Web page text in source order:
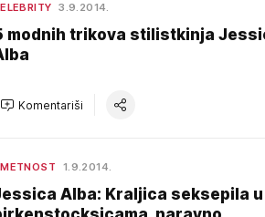
3.9.2014.
modnih trikova stilistkinja
Komentariši
1.9.2014.
Alba: Kraljica seksepila u